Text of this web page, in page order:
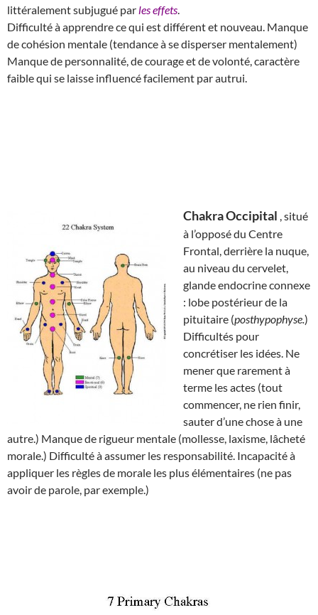
littéralement subjugué par les effets
Difficulté à apprendre ce qui est différent et nouveau. Manque
de cohésion mentale (tendance à se disperser mentalement)
Manque de personnalité, de courage et de volonté, caractère
faible qui se laisse influencé facilement par autrui.
Chakra Occipital , situé
à l’opposé du Centre
Frontal, derrière la nuque,
au niveau du cervelet,
glande endocrine connexe
: lobe postérieur de la
pituitaire (posthypophyse.)
Difficultés pour
concrétiser les idées. Ne
mener que rarement à
terme les actes (tout
commencer, ne rien finir,
sauter d’une chose à une
autre.) Manque de rigueur mentale (mollesse, laxisme, lâcheté
morale.) Difficulté à assumer les responsabilité. Incapacité à
appliquer les règles de morale les plus élémentaires (ne pas
avoir de parole, par exemple.)